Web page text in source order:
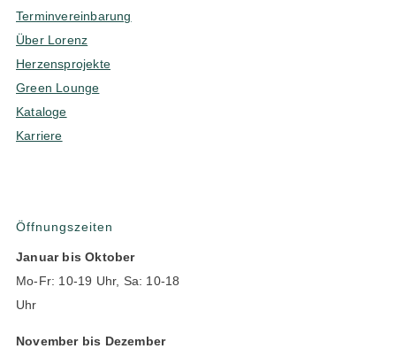
Terminvereinbarung
Über Lorenz
Herzensprojekte
Green Lounge
Kataloge
Karriere
Öffnungszeiten
Januar bis Oktober
Mo-Fr: 10-19 Uhr, Sa: 10-18
Uhr
November bis Dezember